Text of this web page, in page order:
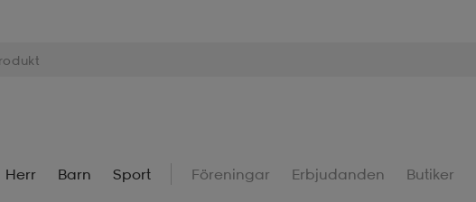
Herr Barn Sport Föreningar Erbjudanden Butiker